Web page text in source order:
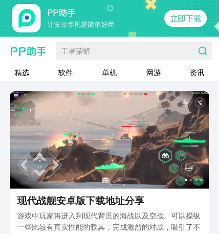
王者荣耀
精选 软件 单机 网游 资讯
现代战舰安卓版下载地址分享
游戏中玩家将进入到现代背景的海战以及空战。可以操纵
一些比较有真实性能的载具，完成激烈的对战，吸引了不